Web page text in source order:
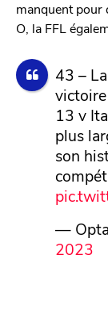
manquent pour
O, la FFL
43 –
13 v
plus
son
—
2023